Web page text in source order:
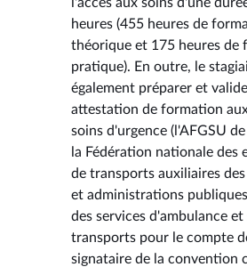
heures (455 heures de
théorique et 175 heures de
pratique). En outre, le
également préparer et
attestation de formation
soins d'urgence (l'AFGSU
la Fédération nationale des
de transports auxiliaires
et administrations
des services d'ambulance
transports pour le compte
signataire de la convention